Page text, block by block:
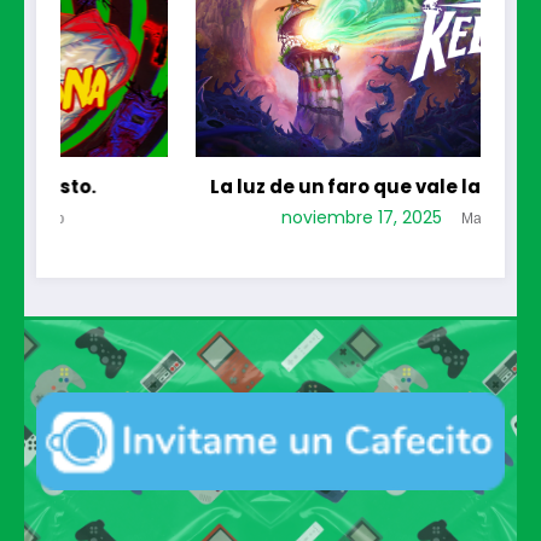
La luz de un faro que vale la pena seguir
noviembre 17, 2025 Mariano